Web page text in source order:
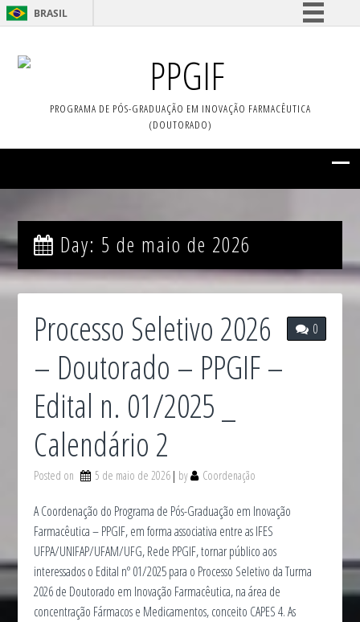
BRASIL
Comunica BR
Acesso à informação
PPGIF
PROGRAMA DE PÓS-GRADUAÇÃO EM INOVAÇÃO FARMACÊUTICA
(DOUTORADO)
Day: 5 de maio de 2026
0
Processo Seletivo 2026
– Doutorado – PPGIF –
Edital n. 01/2025 _
Calendário 2
Posted on 5 de maio de 2026 by Coordenação
A Coordenação do Programa de Pós-Graduação em Inovação
Farmacêutica – PPGIF, em forma associativa entre as IFES
UFPA/UNIFAP/UFAM/UFG, Rede PPGIF, tornar público aos
interessados o Edital nº 01/2025 para o Processo Seletivo da Turma
2026 de Doutorado em Inovação Farmacêutica, na área de
concentração Fármacos e Medicamentos, conceito CAPES 4. As